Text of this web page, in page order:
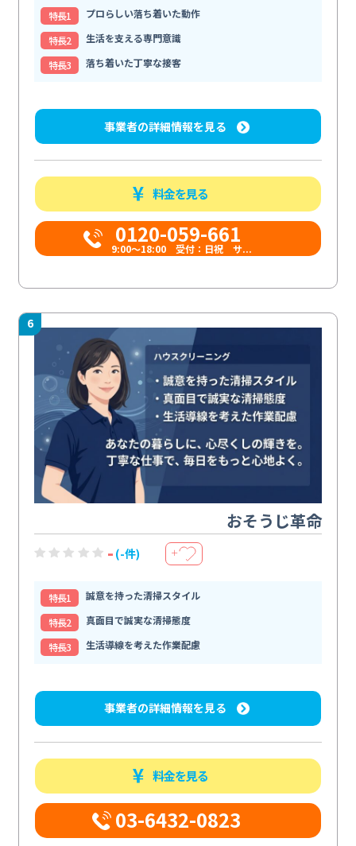
特⻑1
プロらしい落ち着いた動作
特⻑2
生活を支える専門意識
特⻑3
落ち着いた丁寧な接客
事業者の詳細情報を見る
料金を見る
0120-059-661
9:00〜18:00 受付：日祝 サ...
6
おそうじ革命
- (-件) ＋
特⻑1
誠意を持った清掃スタイル
特⻑2
真面目で誠実な清掃態度
特⻑3
生活導線を考えた作業配慮
事業者の詳細情報を見る
料金を見る
03-6432-0823